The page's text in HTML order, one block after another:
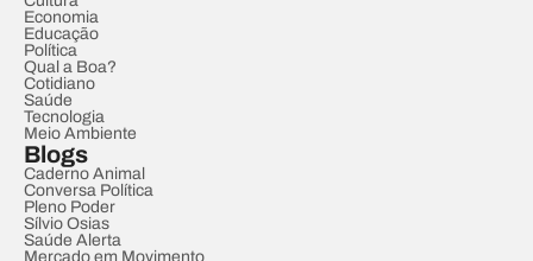
Economia
Educação
Política
Qual a Boa?
Cotidiano
Saúde
Tecnologia
Meio Ambiente
Blogs
Caderno Animal
Conversa Política
Pleno Poder
Sílvio Osias
Saúde Alerta
Mercado em Movimento